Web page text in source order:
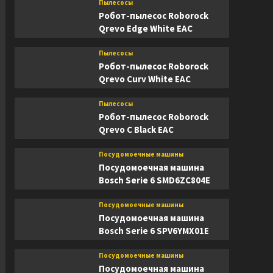
Пылесосы
Робот-пылесос Roborock
Qrevo Edge White EAC
Пылесосы
Робот-пылесос Roborock
Qrevo Curv White EAC
Пылесосы
Робот-пылесос Roborock
Qrevo C Black EAC
Посудомоечные машины
Посудомоечная машина
Bosch Serie 6 SMD6ZC804E
Посудомоечные машины
Посудомоечная машина
Bosch Serie 6 SPV6YMX01E
Посудомоечные машины
Посудомоечная машина